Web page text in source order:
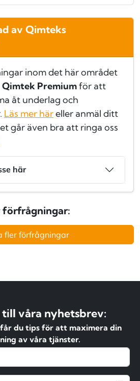
av Qimteks
inom det här området
Premiumför att
åt underlag och
Läs mer häreller anmäl ditt
går även bra att ringa oss
här
förfrågningar:
fler förfrågningar
våra nyhetsbrev:
du tips för att maximera din
av våra tjänster.